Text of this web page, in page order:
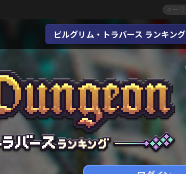
ピルグリム・トラバース ランキング